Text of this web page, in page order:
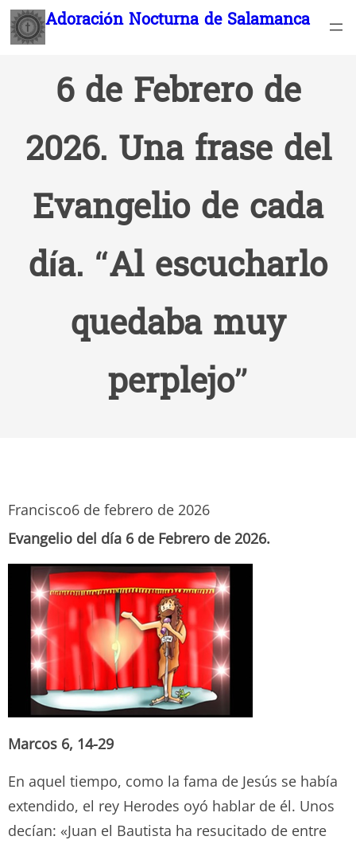
Saltar Adoración Nocturna de Salamanca
6 de Febrero de
2026. Una frase del
Evangelio de cada
día. “Al escucharlo
quedaba muy
perplejo”
Francisco6 de febrero de 2026
Evangelio del día 6 de Febrero de 2026.
Marcos 6, 14-29
En aquel tiempo, como la fama de Jesús se había
extendido, el rey Herodes oyó hablar de él. Unos
decían: «Juan el Bautista ha resucitado de entre